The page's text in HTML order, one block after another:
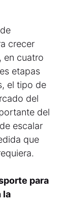
crecer
en cuatro
etapas
el tipo de
del
del
escalar
que
para
la